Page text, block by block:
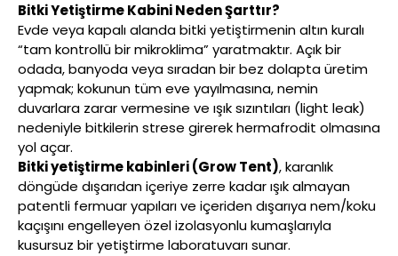
Bitki Yetiştirme Kabini Neden Şarttır?
Evde veya kapalı alanda bitki yetiştirmenin altın kuralı
“tam kontrollü bir mikroklima” yaratmaktır. Açık bir
odada, banyoda veya sıradan bir bez dolapta üretim
yapmak; kokunun tüm eve yayılmasına, nemin
duvarlara zarar vermesine ve ışık sızıntıları (light leak)
nedeniyle bitkilerin strese girerek hermafrodit olmasına
yol açar.
Bitki yetiştirme kabinleri (Grow Tent), karanlık
döngüde dışarıdan içeriye zerre kadar ışık almayan
patentli fermuar yapıları ve içeriden dışarıya nem/koku
kaçışını engelleyen özel izolasyonlu kumaşlarıyla
kusursuz bir yetiştirme laboratuvarı sunar.